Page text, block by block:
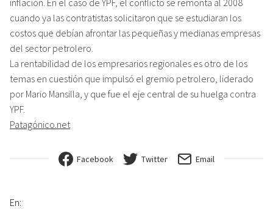
cuando ya las contratistas solicitaron que se estudiaran los
costos que debían afrontar las pequeñas y medianas empresas
del sector petrolero.
La rentabilidad de los empresarios regionales es otro de los
temas en cuestión que impulsó el gremio petrolero, liderado
por Mario Mansilla, y que fue el eje central de su huelga contra
YPF.
Patagónico.net
Facebook Twitter Email
En: